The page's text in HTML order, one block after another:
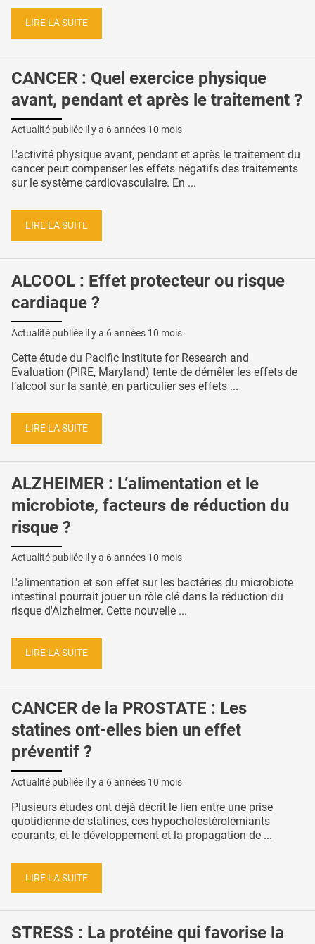
LIRE LA SUITE
CANCER : Quel exercice physique
avant, pendant et après le traitement ?
Actualité publiée il y a 6 années 10 mois
L'activité physique avant, pendant et après le traitement du
cancer peut compenser les effets négatifs des traitements
sur le système cardiovasculaire. En ...
LIRE LA SUITE
ALCOOL : Effet protecteur ou risque
cardiaque ?
Actualité publiée il y a 6 années 10 mois
Cette étude du Pacific Institute for Research and
Evaluation (PIRE, Maryland) tente de démêler les effets de
l’alcool sur la santé, en particulier ses effets ...
LIRE LA SUITE
ALZHEIMER : L’alimentation et le
microbiote, facteurs de réduction du
risque ?
Actualité publiée il y a 6 années 10 mois
L'alimentation et son effet sur les bactéries du microbiote
intestinal pourrait jouer un rôle clé dans la réduction du
risque d'Alzheimer. Cette nouvelle ...
LIRE LA SUITE
CANCER de la PROSTATE : Les
statines ont-elles bien un effet
préventif ?
Actualité publiée il y a 6 années 10 mois
Plusieurs études ont déjà décrit le lien entre une prise
quotidienne de statines, ces hypocholestérolémiants
courants, et le développement et la propagation de ...
LIRE LA SUITE
STRESS : La protéine qui favorise la